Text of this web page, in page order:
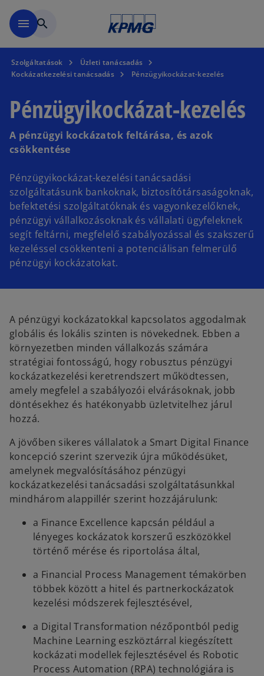
menu search
Szolgáltatások
Üzleti tanácsadás
Kockázatkezelési tanácsadás
Pénzügyikockázat-kezelés
Pénzügyikockázat-kezelés
A pénzügyi kockázatok feltárása, és azok
csökkentése
Pénzügyikockázat-kezelési tanácsadási
szolgáltatásunk bankoknak, biztosítótársaságoknak,
befektetési szolgáltatóknak és vagyonkezelőknek,
pénzügyi vállalkozásoknak és vállalati ügyfeleknek
segít feltárni, megfelelő szabályozással és szakszerű
kezeléssel csökkenteni a potenciálisan felmerülő
pénzügyi kockázatokat.
A pénzügyi kockázatokkal kapcsolatos aggodalmak
globális és lokális szinten is növekednek. Ebben a
környezetben minden vállalkozás számára
stratégiai fontosságú, hogy robusztus pénzügyi
kockázatkezelési keretrendszert működtessen,
amely megfelel a szabályozói elvárásoknak, jobb
döntésekhez és hatékonyabb üzletvitelhez járul
hozzá.
A jövőben sikeres vállalatok a Smart Digital Finance
koncepció szerint szervezik újra működésüket,
amelynek megvalósításához pénzügyi
kockázatkezelési tanácsadási szolgáltatásunkkal
mindhárom alappillér szerint hozzájárulunk:
a Finance Excellence kapcsán például a
lényeges kockázatok korszerű eszközökkel
történő mérése és riportolása által,
a Financial Process Management témakörben
többek között a hitel és partnerkockázatok
kezelési módszerek fejlesztésével,
a Digital Transformation nézőpontból pedig
Machine Learning eszköztárral kiegészített
kockázati modellek fejlesztésével és Robotic
Process Automation (RPA) technológiára is